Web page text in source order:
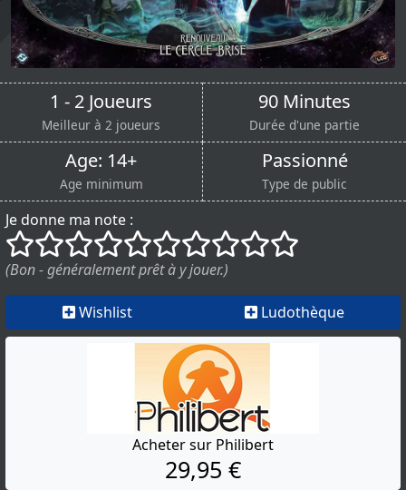
1 - 2 Joueurs
Meilleur à 2 joueurs
90 Minutes
Durée d'une partie
Age: 14+
Age minimum
Passionné
Type de public
Je donne ma note :
()
() () () () () () () ()
()
(Bon - généralement prêt à y jouer.)
Wishlist Ludothèque
Acheter sur Philibert
29,95 €